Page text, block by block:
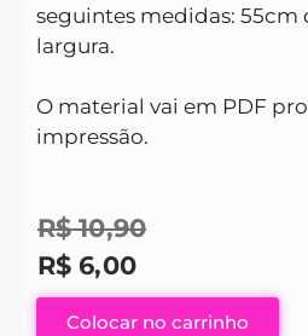
seguintes medidas: 55cm
largura.
O material vai em PDF
impressão.
R$10,90
R$ 6,00
Colocar no carrinho